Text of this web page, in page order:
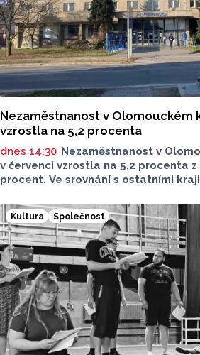
Nezaměstnanost v Olomouckém
vzrostla na 5,2 procenta
dnes 14:30 Nezaměstnanost v
v červenci vzrostla na 5,2 procenta
procent. Ve srovnání s ostatními
4,7 procenta. Vyplývá to z údajů,
práce ČR. Přerovsko se dotáhlo na
shodně nejvyšší nezaměstnanost v
v celém Česku v červenci vzrostla o
procentního bodu na pět procent.
Kultura Společnost